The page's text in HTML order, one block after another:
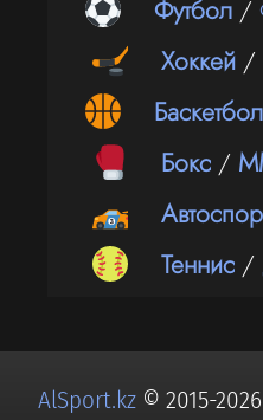
Футбол /
Хоккей /
Баскетбол
Бокс /
Теннис /
AlSport.kz © 2015-